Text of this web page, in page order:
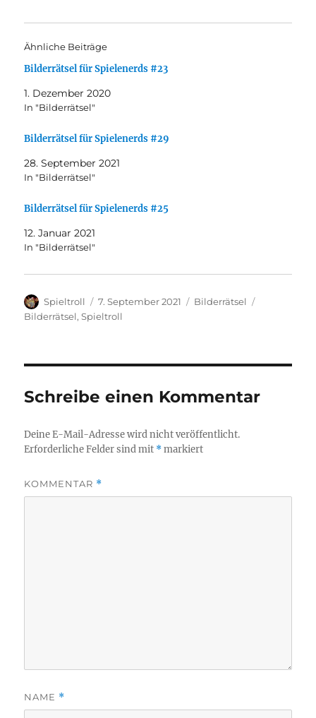
Ähnliche Beiträge
Bilderrätsel für Spielenerds #23
1. Dezember 2020
In "Bilderrätsel"
Bilderrätsel für Spielenerds #29
28. September 2021
In "Bilderrätsel"
Bilderrätsel für Spielenerds #25
12. Januar 2021
In "Bilderrätsel"
Autor
Spieltroll
Veröffentlicht
am
7. September 2021 Kategorien
Bilderrätsel
Bilderrätsel,Spieltroll
Schreibe einen Kommentar
Deine E-Mail-Adresse wird nicht veröffentlicht.
Erforderliche Felder sind mit *markiert
KOMMENTAR *
NAME *